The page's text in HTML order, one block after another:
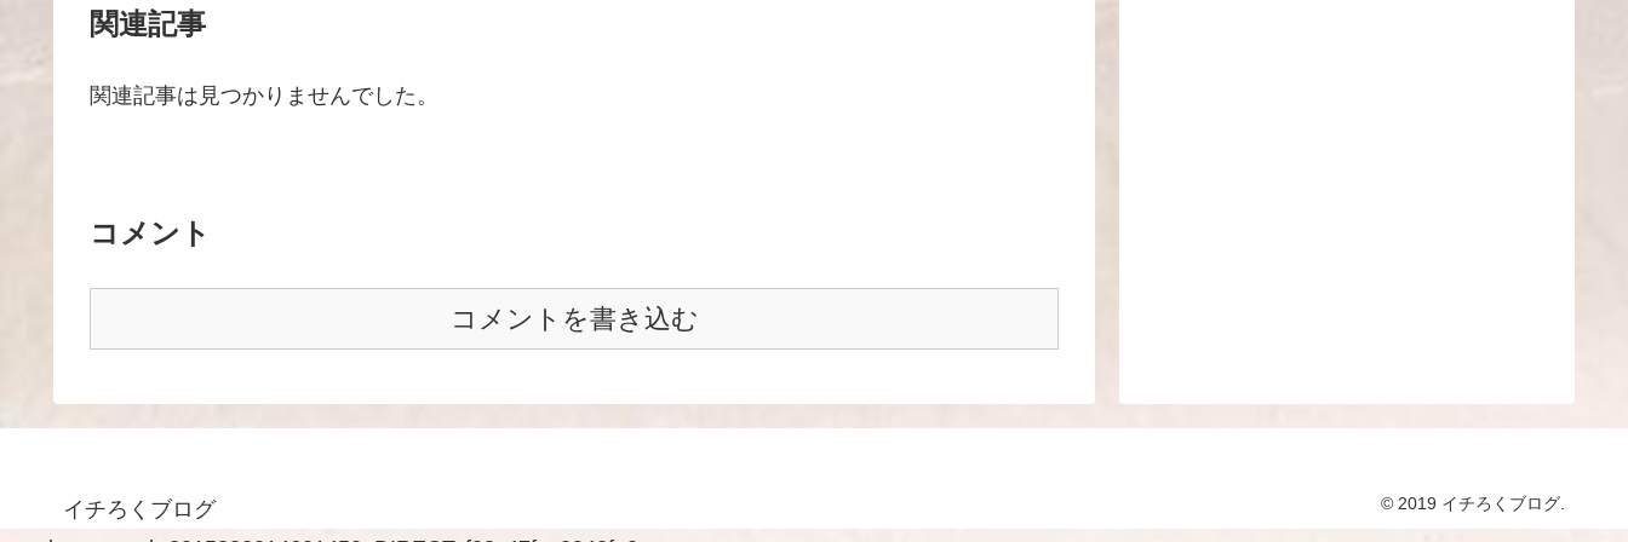
関連記事
関連記事は見つかりませんでした。
コメント
コメントを書き込む
イチろくブログ © 2019 イチろくブログ.